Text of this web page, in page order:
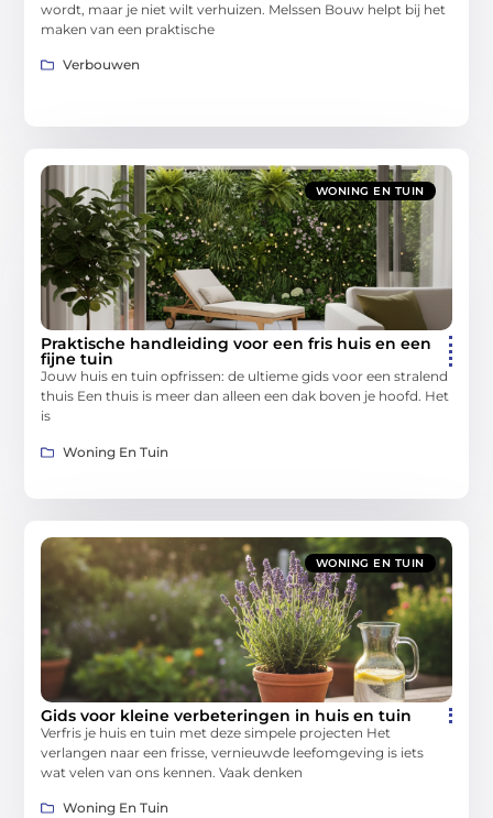
wordt, maar je niet wilt verhuizen. Melssen Bouw helpt bij het
maken van een praktische
Verbouwen
WONING EN TUIN
Praktische handleiding voor een fris huis en een
fijne tuin
Jouw huis en tuin opfrissen: de ultieme gids voor een stralend
thuis Een thuis is meer dan alleen een dak boven je hoofd. Het
is
Woning En Tuin
WONING EN TUIN
Gids voor kleine verbeteringen in huis en tuin
Verfris je huis en tuin met deze simpele projecten Het
verlangen naar een frisse, vernieuwde leefomgeving is iets
wat velen van ons kennen. Vaak denken
Woning En Tuin